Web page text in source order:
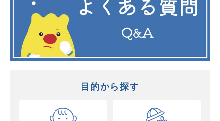
目的から探す